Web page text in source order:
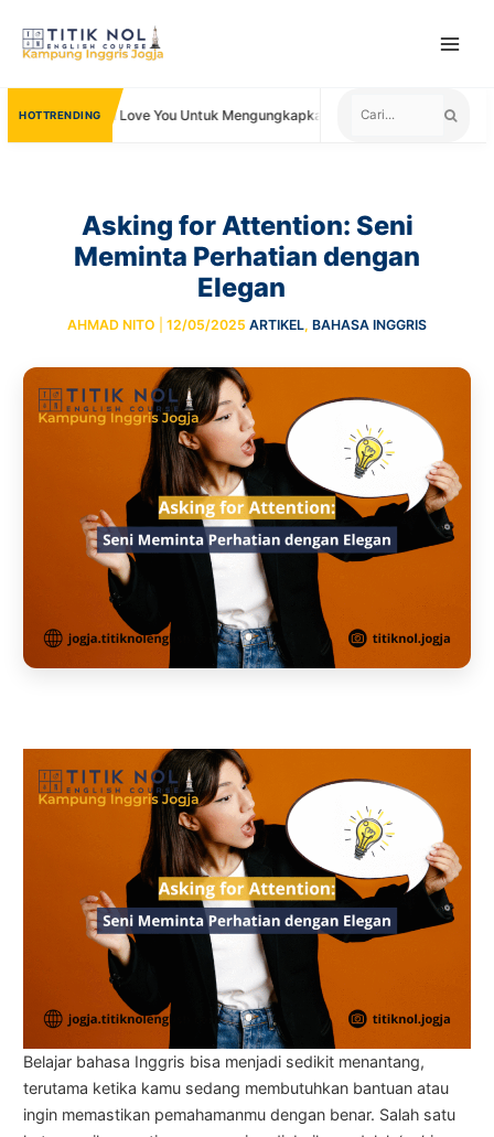
content
TRENDING
Kata Lain I Love You Untuk Mengungkapkan Cinta Negara yang
Asking for Attention: Seni
Meminta Perhatian dengan
Elegan
AHMAD NITO 12/05/2025 ARTIKEL, BAHASA INGGRIS
Belajar bahasa Inggris bisa menjadi sedikit menantang,
terutama ketika kamu sedang membutuhkan bantuan atau
ingin memastikan pemahamanmu dengan benar. Salah satu